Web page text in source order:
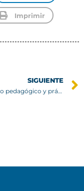
Imprimir
SIGUIENTE
Encuentro pedagógico y práctico en Colegio Los Acacios